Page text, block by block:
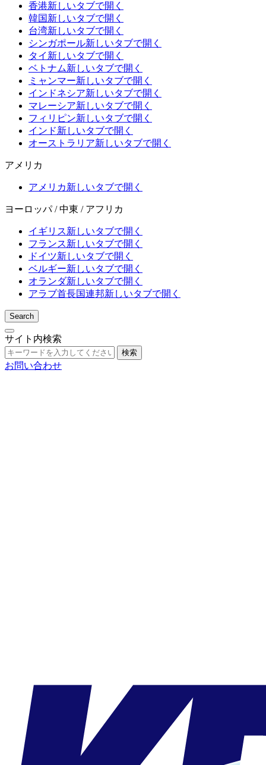
香港新しいタブで開く
韓国新しいタブで開く
台湾新しいタブで開く
シンガポール新しいタブで開く
タイ 新しいタブで開く
ベトナム新しいタブで開く
ミャンマー新しいタブで開く
インドネシア新しいタブで開く
マレーシア新しいタブで開く
フィリピン新しいタブで開く
インド新しいタブで開く
オーストラリア新しいタブで開く
アメリカ
アメリカ新しいタブで開く
ヨーロッパ / 中東 / アフリカ
イギリス新しいタブで開く
フランス新しいタブで開く
ドイツ新しいタブで開く
ベルギー新しいタブで開く
オランダ新しいタブで開く
アラブ首長国連邦新しいタブで開く
Search
サイト内検索
検索
お問い合わせ